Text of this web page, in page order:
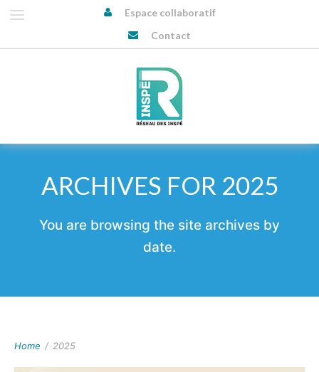
Espace collaboratif
Contact
ARCHIVES FOR 2025
You are browsing the site archives by
date.
Home / 2025